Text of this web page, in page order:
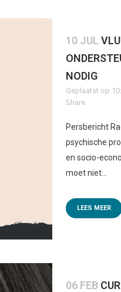
10 JUL
NODIG
Geplaatst op
Share
Persbericht
psychische
en socio-
moet niet...
LEES MEER
06 FEB